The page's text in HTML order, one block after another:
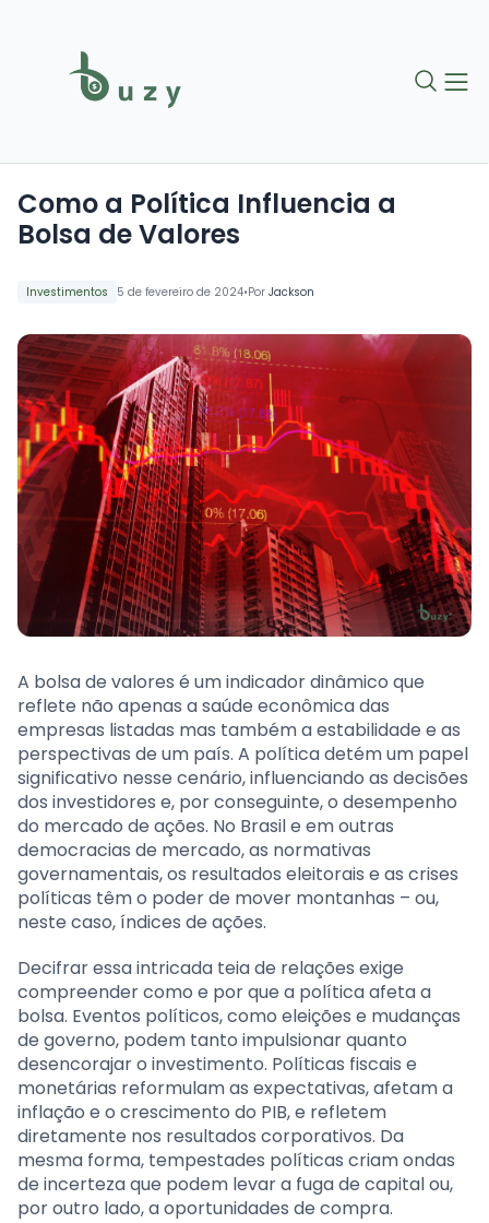
Investimentos 5 de fevereiro de 2024•Por Jackson
Como a Política Influencia a
Bolsa de Valores
A bolsa de valores é um indicador dinâmico que
reflete não apenas a saúde econômica das
empresas listadas mas também a estabilidade e as
perspectivas de um país. A política detém um papel
significativo nesse cenário, influenciando as decisões
dos investidores e, por conseguinte, o desempenho
do mercado de ações. No Brasil e em outras
democracias de mercado, as normativas
governamentais, os resultados eleitorais e as crises
políticas têm o poder de mover montanhas – ou,
neste caso, índices de ações.
Decifrar essa intricada teia de relações exige
compreender como e por que a política afeta a
bolsa. Eventos políticos, como eleições e mudanças
de governo, podem tanto impulsionar quanto
desencorajar o investimento. Políticas fiscais e
monetárias reformulam as expectativas, afetam a
inflação e o crescimento do PIB, e refletem
diretamente nos resultados corporativos. Da
mesma forma, tempestades políticas criam ondas
de incerteza que podem levar a fuga de capital ou,
por outro lado, a oportunidades de compra.